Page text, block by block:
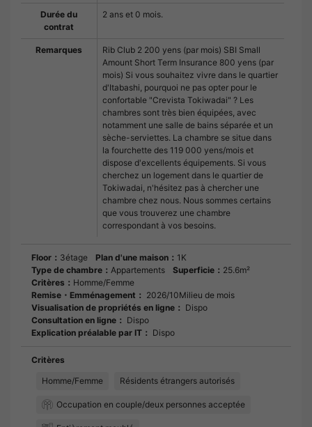
Durée du
contrat
2 ans et 0 mois.
Remarques
Rib Club 2 200 yens (par mois) SBI Small
Amount Short Term Insurance 800 yens (par
mois) Si vous souhaitez vivre dans le quartier
d'Itabashi, pourquoi ne pas opter pour le
confortable "Crevista Tokiwadai" ? Les
chambres sont très bien équipées, avec
notamment une salle de bains séparée et un
sèche-serviettes. La chambre se situe dans
la fourchette des 119 000 yens/mois et
dispose d'excellents équipements. Si vous
cherchez un logement dans le quartier de
Tokiwadai, n'hésitez pas à chercher une
chambre chez nous. Nous sommes certains
que vous trouverez une chambre
correspondant à vos besoins.
Floor： 3étage Plan d'une maison： 1K
Type de chambre： Appartements Superficie： 25.6m²
Critères： Homme/Femme
Remise・Emménagement： 2026/10Milieu de mois
Visualisation de propriétés en ligne： Dispo
Consultation en ligne： Dispo
Explication préalable par IT： Dispo
Critères
Homme/Femme
Résidents étrangers autorisés
Occupation en couple/deux personnes acceptée